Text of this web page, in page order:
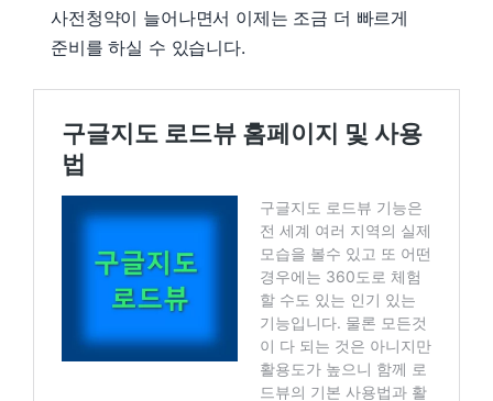
사전청약이 늘어나면서 이제는 조금 더 빠르게
준비를 하실 수 있습니다.